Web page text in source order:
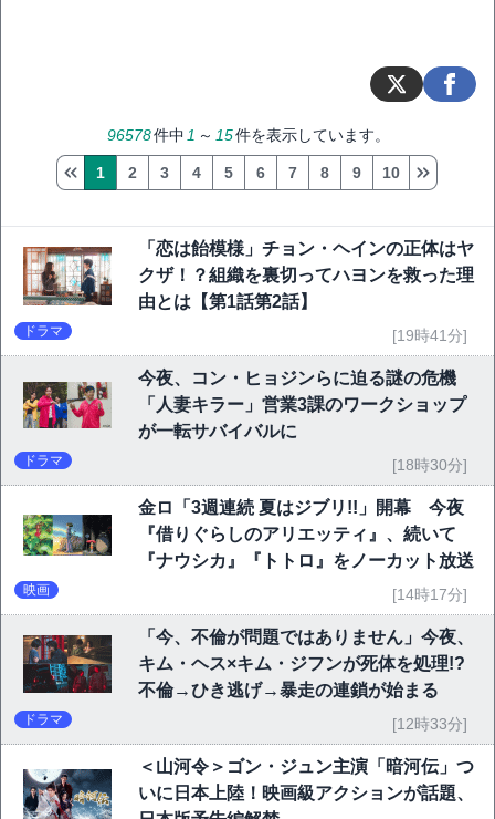
96578件中 1 ～ 15件を表示しています。
1 2 3 4 5 6 7 8 9 10
「恋は飴模様」チョン・ヘインの正体はヤ
クザ！？組織を裏切ってハヨンを救った理
由とは【第1話第2話】
ドラマ [19時41分]
今夜、コン・ヒョジンらに迫る謎の危機
「人妻キラー」営業3課のワークショップ
が一転サバイバルに
ドラマ [18時30分]
金ロ「3週連続 夏はジブリ!!」開幕 今夜
『借りぐらしのアリエッティ』、続いて
『ナウシカ』『トトロ』をノーカット放送
映画 [14時17分]
「今、不倫が問題ではありません」今夜、
キム・ヘス×キム・ジフンが死体を処理!?
不倫→ひき逃げ→暴走の連鎖が始まる
ドラマ [12時33分]
＜山河令＞ゴン・ジュン主演「暗河伝」つ
いに日本上陸！映画級アクションが話題、